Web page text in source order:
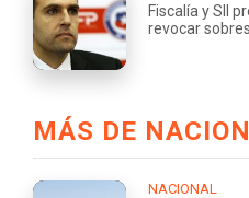
Fiscalía y SII
revocar
MÁS DE
NACIONAL